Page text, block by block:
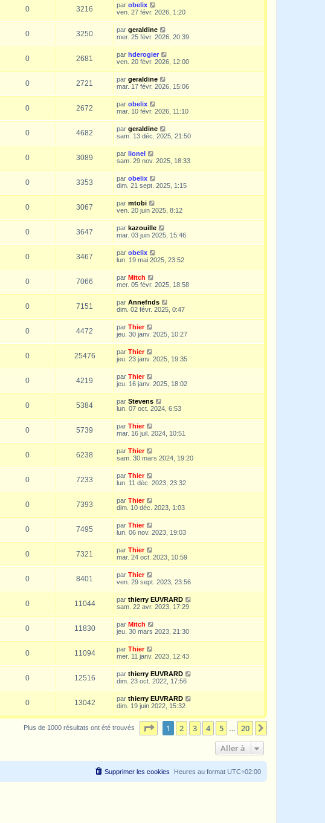
0 3216 par obelix
ven. 27 févr. 2026, 1:20
0 3250 par geraldine
mer. 25 févr. 2026, 20:39
0 2681 par hderogier
ven. 20 févr. 2026, 12:00
0 2721 par geraldine
mar. 17 févr. 2026, 15:06
0 2672 par obelix
mar. 10 févr. 2026, 11:10
0 4682 par geraldine
sam. 13 déc. 2025, 21:50
0 3089 par lionel
sam. 29 nov. 2025, 18:33
0 3353 par obelix
dim. 21 sept. 2025, 1:15
0 3067 par mtobi
ven. 20 juin 2025, 8:12
0 3647 par kazouille
mar. 03 juin 2025, 15:46
0 3467 par obelix
lun. 19 mai 2025, 23:52
0 7066 par Mitch
mer. 05 févr. 2025, 18:58
0 7151 par Annefnds
dim. 02 févr. 2025, 0:47
0 4472 par Thier
jeu. 30 janv. 2025, 10:27
0 25476 par Thier
jeu. 23 janv. 2025, 19:35
0 4219 par Thier
jeu. 16 janv. 2025, 18:02
0 5384 par Stevens
lun. 07 oct. 2024, 6:53
0 5739 par Thier
mar. 16 juil. 2024, 10:51
0 6238 par Thier
sam. 30 mars 2024, 19:20
0 7233 par Thier
lun. 11 déc. 2023, 23:32
0 7393 par Thier
dim. 10 déc. 2023, 1:03
0 7495 par Thier
lun. 06 nov. 2023, 19:03
0 7321 par Thier
mar. 24 oct. 2023, 10:59
0 8401 par Thier
ven. 29 sept. 2023, 23:56
0 11044 par thierry EUVRARD
sam. 22 avr. 2023, 17:29
0 11830 par Mitch
jeu. 30 mars 2023, 21:30
0 11094 par Thier
mer. 11 janv. 2023, 12:43
0 12516 par thierry EUVRARD
dim. 23 oct. 2022, 17:56
0 13042 par thierry EUVRARD
dim. 19 juin 2022, 15:32
Plus de 1000 résultats ont été trouvés Page sur20
1 2 3 4 5 20
Aller à
Heures au format UTC+02:00
Supprimer les cookies